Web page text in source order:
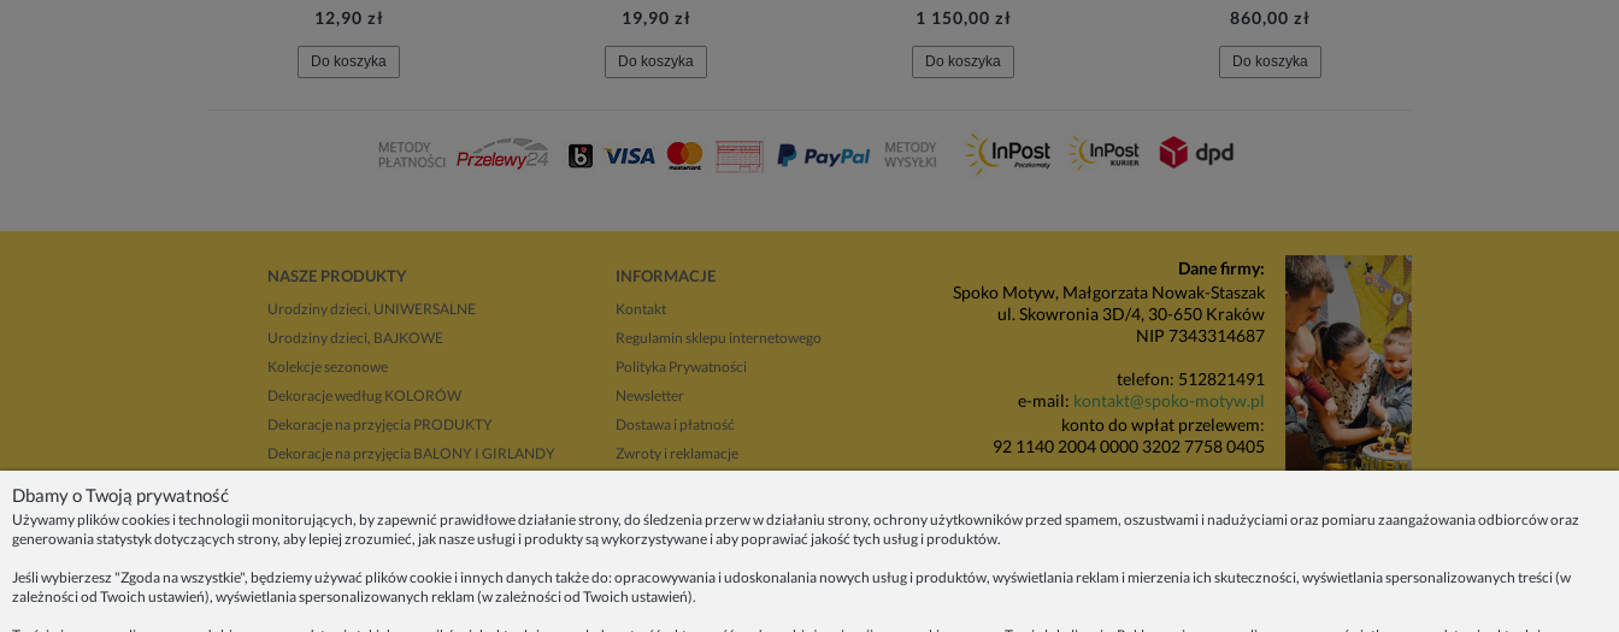
12,90 zł
Do koszyka
19,90 zł
Do koszyka
1 150,00 zł
Do koszyka
860,00 zł
Do koszyka
NASZE PRODUKTY
Urodziny dzieci, UNIWERSALNE
Urodziny dzieci, BAJKOWE
Kolekcje sezonowe
Dekoracje według KOLORÓW
Dekoracje na przyjęcia PRODUKTY
Dekoracje na przyjęcia BALONY I GIRLANDY
Upominki i prezenty
Dekoracje balonowe KRAKÓW
Zleć organizację przyjęcia
INFORMACJE
Kontakt
Regulamin sklepu internetowego
Polityka Prywatności
Newsletter
Dostawa i płatność
Zwroty i reklamacje
Regulaminy promocji
Dane firmy:
Spoko Motyw, Małgorzata Nowak-Staszak
ul. Skowronia 3D/4, 30-650 Kraków
NIP 7343314687
telefon: 512821491
e-mail: kontakt@spoko-motyw.pl
konto do wpłat przelewem:
92 1140 2004 0000 3202 7758 0405
Pracownia Spoko Motyw
ul. Wadowicka 8i (za szlabanem, wejście z
Dbamy o Twoją prywatność
Używamy plików cookies i technologii monitorujących, by zapewnić prawidłowe działanie strony, do śledzenia przerw w działaniu strony, ochrony użytkowników przed spamem, oszustwami i nadużyciami oraz pomiaru zaangażowania odbiorców oraz
generowania statystyk dotyczących strony, aby lepiej zrozumieć, jak nasze usługi i produkty są wykorzystywane i aby poprawiać jakość tych usług i produktów.
Jeśli wybierzesz "Zgoda na wszystkie", będziemy używać plików cookie i innych danych także do: opracowywania i udoskonalania nowych usług i produktów, wyświetlania reklam i mierzenia ich skuteczności, wyświetlania spersonalizowanych treści (w
zależności od Twoich ustawień), wyświetlania spersonalizowanych reklam (w zależności od Twoich ustawień).